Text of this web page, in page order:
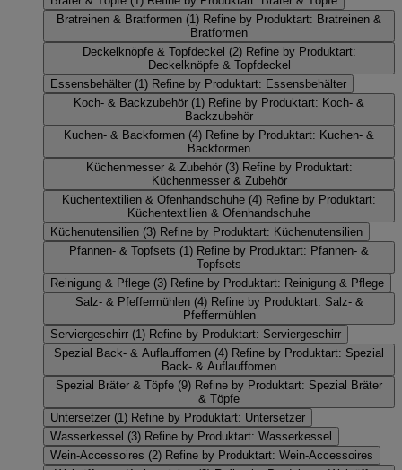
Bratreinen & Bratformen (1) Refine by Produktart: Bratreinen &
Bratformen
Deckelknöpfe & Topfdeckel (2) Refine by Produktart:
Deckelknöpfe & Topfdeckel
Essensbehälter (1) Refine by Produktart: Essensbehälter
Koch- & Backzubehör (1) Refine by Produktart: Koch- &
Backzubehör
Kuchen- & Backformen (4) Refine by Produktart: Kuchen- &
Backformen
Küchenmesser & Zubehör (3) Refine by Produktart:
Küchenmesser & Zubehör
Küchentextilien & Ofenhandschuhe (4) Refine by Produktart:
Küchentextilien & Ofenhandschuhe
Küchenutensilien (3) Refine by Produktart: Küchenutensilien
Pfannen- & Topfsets (1) Refine by Produktart: Pfannen- &
Topfsets
Reinigung & Pflege (3) Refine by Produktart: Reinigung & Pflege
Salz- & Pfeffermühlen (4) Refine by Produktart: Salz- &
Pfeffermühlen
Serviergeschirr (1) Refine by Produktart: Serviergeschirr
Spezial Back- & Auflauffomen (4) Refine by Produktart: Spezial
Back- & Auflauffomen
Spezial Bräter & Töpfe (9) Refine by Produktart: Spezial Bräter
& Töpfe
Untersetzer (1) Refine by Produktart: Untersetzer
Wasserkessel (3) Refine by Produktart: Wasserkessel
Wein-Accessoires (2) Refine by Produktart: Wein-Accessoires